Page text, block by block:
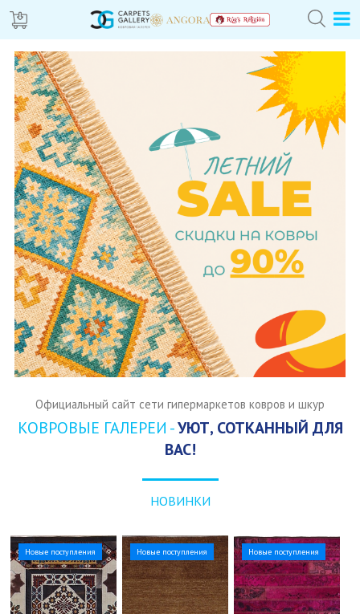
Официальный сайт сети гипермаркетов ковров и шкур
КОВРОВЫЕ ГАЛЕРЕИ -УЮТ, СОТКАННЫЙ ДЛЯ
ВАС!
НОВИНКИ
Новые поступления Новые поступления Новые поступления